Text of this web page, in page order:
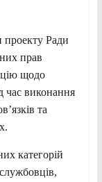
проекту Ради
прав
щодо
час виконання
та
категорій